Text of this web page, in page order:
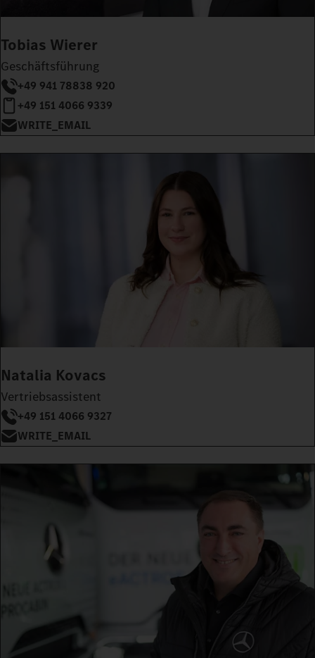
Tobias Wierer
Geschäftsführung
+49 941 78838 920
+49 151 4066 9339
WRITE_EMAIL
Natalia Kovacs
Vertriebsassistent
+49 151 4066 9327
WRITE_EMAIL